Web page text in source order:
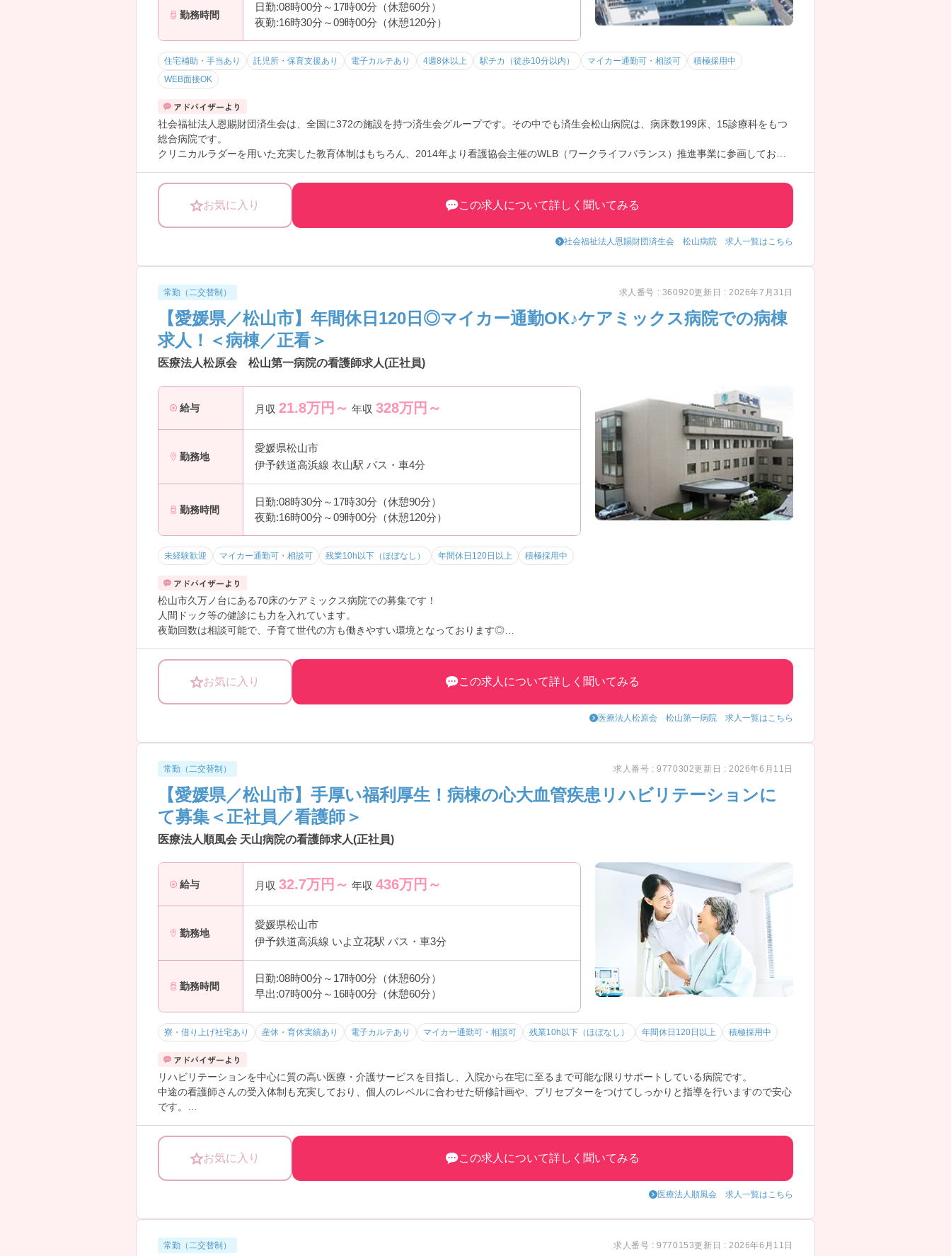
勤務時間
日勤:08時00分～17時00分（休憩60分）
夜勤:16時30分～09時00分（休憩120分）
住宅補助・手当あり 託児所・保育支援あり 電子カルテあり 4週8休以上 駅チカ（徒歩10分以内） マイカー通勤可・相談可
積極採用中
WEB面接OK
社会福祉法人恩賜財団済生会は、全国に372の施設を持つ済生会グループです。その中でも済生会松山病院は、病床数199床、15診療科をもつ
総合病院です。
クリニカルラダーを用いた充実した教育体制はもちろん、2014年より看護協会主催のWLB（ワークライフバランス）推進事業に参画してお
長時間労働・時間外勤務の削減・休暇制度の活用などを積極的に発案・実行し、定着率も上がってきています！
急性期看護を学びたい方、でも3次救急病院のような忙しさはなくプライベートとの両立も大事にされたい方、におすすめの求人で、1年間以上
の勤続で1週間程度のリフレッシュ休暇を取得することも可能です★
松山市の急性期病院の中でも2交代は珍しく、給与水準も高めなので、2交代希望の方、高給与希望の方は是非お問い合わせくださいませ
お気に入り この求人について詳しく聞いてみる
社会福祉法人恩賜財団済生会 松山病院 求人一覧はこちら
常勤（二交替制） 求人番号 : 360920更新日 : 2026年7月31日
【愛媛県／松山市】年間休日120日◎マイカー通勤OK♪ケアミックス病院での病棟
求人！＜病棟／正看＞
医療法人松原会 松山第一病院の看護師求人(正社員)
給与 月収 21.8万円～ 年収 328万円～
勤務地
愛媛県松山市
伊予鉄道高浜線 衣山駅 バス・車4分
勤務時間
日勤:08時30分～17時30分（休憩90分）
夜勤:16時00分～09時00分（休憩120分）
未経験歓迎 マイカー通勤可・相談可 残業10h以下（ほぼなし） 年間休日120日以上 積極採用中
松山市久万ノ台にある70床のケアミックス病院での募集です！
人間ドック等の健診にも力を入れています。
夜勤回数は相談可能で、子育て世代の方も働きやすい環境となっております◎
お気に入り この求人について詳しく聞いてみる
医療法人松原会 松山第一病院 求人一覧はこちら
常勤（二交替制） 求人番号 : 9770302更新日 : 2026年6月11日
【愛媛県／松山市】手厚い福利厚生！病棟の心大血管疾患リハビリテーションに
て募集＜正社員／看護師＞
医療法人順風会 天山病院の看護師求人(正社員)
給与 月収 32.7万円～ 年収 436万円～
勤務地
愛媛県松山市
伊予鉄道高浜線 いよ立花駅 バス・車3分
勤務時間
日勤:08時00分～17時00分（休憩60分）
早出:07時00分～16時00分（休憩60分）
寮・借り上げ社宅あり 産休・育休実績あり 電子カルテあり マイカー通勤可・相談可 残業10h以下（ほぼなし） 年間休日120日以上 積極採用中
リハビリテーションを中心に質の高い医療・介護サービスを目指し、入院から在宅に至るまで可能な限りサポートしている病院です。
中途の看護師さんの受入体制も充実しており、個人のレベルに合わせた研修計画や、プリセプターをつけてしっかりと指導を行いますので安心
です。
ください
お気に入り この求人について詳しく聞いてみる
医療法人順風会 求人一覧はこちら
常勤（二交替制） 求人番号 : 9770153更新日 : 2026年6月11日